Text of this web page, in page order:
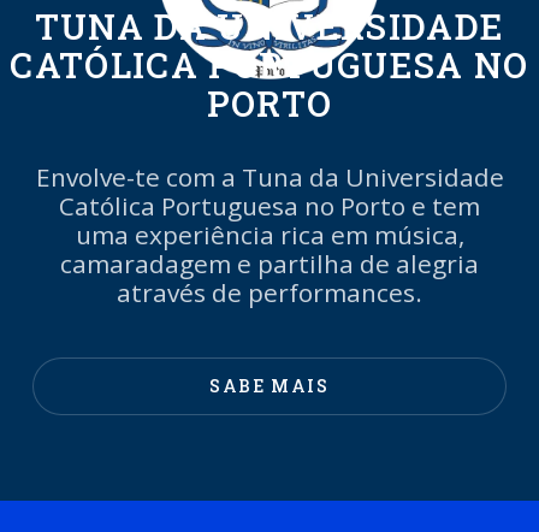
TUNA DA UNIVERSIDADE
CATÓLICA PORTUGUESA NO
PORTO
Envolve-te com a Tuna da Universidade
Católica Portuguesa no Porto e tem
uma experiência rica em música,
camaradagem e partilha de alegria
através de performances.
SABE MAIS